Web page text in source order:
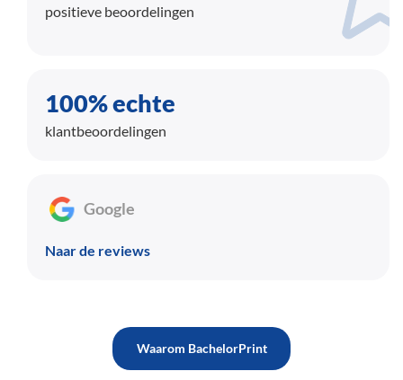
positieve beoordelingen
100% echte
klantbeoordelingen
Google
Naar de reviews
Waarom BachelorPrint